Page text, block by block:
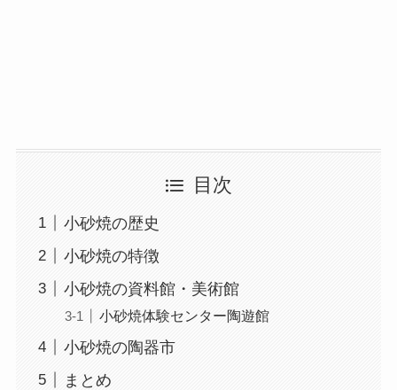
目次
小砂焼の歴史
小砂焼の特徴
小砂焼の資料館・美術館
小砂焼体験センター陶遊館
小砂焼の陶器市
まとめ